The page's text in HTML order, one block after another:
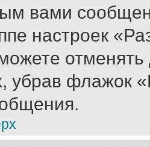
вами
настроек
убрав флажок